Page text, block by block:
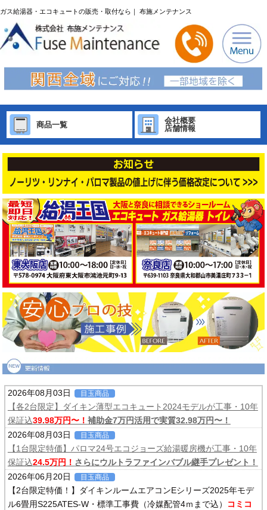
ガス給湯器・エコキュートの販売・取付なら｜ 布施メンテナンス
商品一覧
会社概要
店舗情報
2026年08月03日 目玉商品
【各2台限定】ダイキン薄型エコキュート2024モデルが工事・10年
保証込39.98万円〜！ 補助金7万円活用で実質32.98万円〜！
2026年08月03日
目玉商品
【1台限定特価】パロマ24号エコジョーズ給湯暖房機が工事・10年
保証込24.5万円！ さらにウルトラファインバブル継手プレゼント！
2026年06月20日
目玉商品
【2台限定特価！】ダイキンルームエアコンEシリーズ2025年モデ
ル6畳用S225ATES-W・標準工事費（冷媒配管4ｍまで込）
コミコ